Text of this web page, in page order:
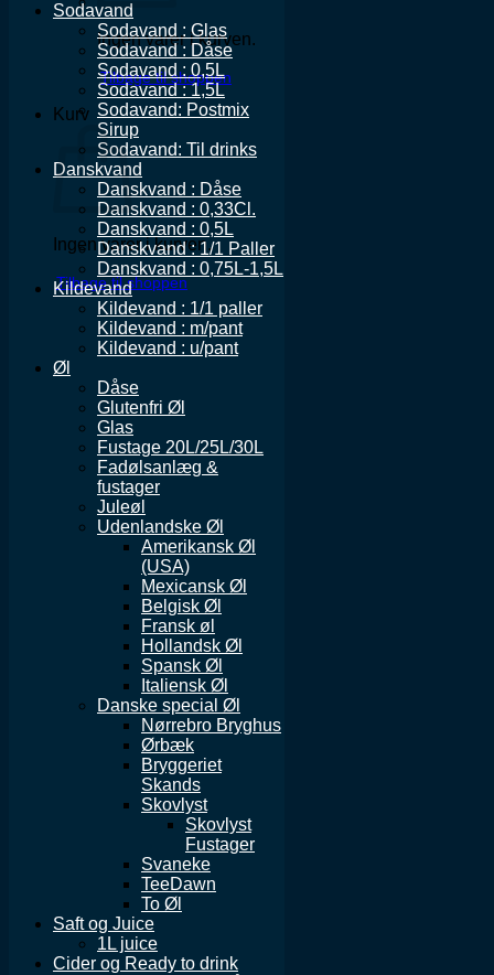
Ingen varer i kurven.
Tilbage til shoppen
Kurv
Ingen varer i kurven.
Tilbage til shoppen
Sodavand
Sodavand : Glas
Sodavand : Dåse
Sodavand : 0,5L
Sodavand : 1,5L
Sodavand: Postmix
Sirup
Sodavand: Til drinks
Danskvand
Danskvand : Dåse
Danskvand : 0,33Cl.
Danskvand : 0,5L
Danskvand : 1/1 Paller
Danskvand : 0,75L-1,5L
Kildevand
Kildevand : 1/1 paller
Kildevand : m/pant
Kildevand : u/pant
Øl
Dåse
Glutenfri Øl
Glas
Fustage 20L/25L/30L
Fadølsanlæg &
fustager
Juleøl
Udenlandske Øl
Amerikansk Øl
(USA)
Mexicansk Øl
Belgisk Øl
Fransk øl
Hollandsk Øl
Spansk Øl
Italiensk Øl
Danske special Øl
Nørrebro Bryghus
Ørbæk
Bryggeriet
Skands
Skovlyst
Skovlyst
Fustager
Svaneke
TeeDawn
To Øl
Saft og Juice
1L juice
Cider og Ready to drink